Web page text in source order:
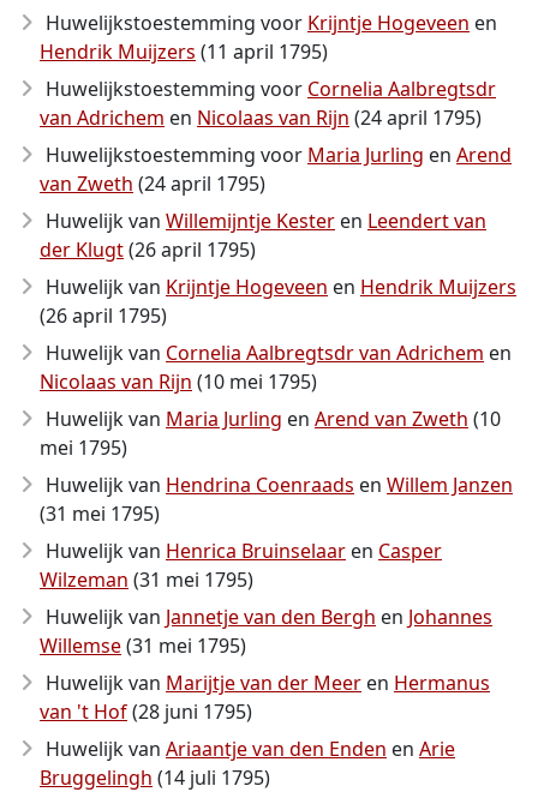
Huwelijkstoestemming voor Krijntje Hogeveen en
Hendrik Muijzers (11 april 1795)
Huwelijkstoestemming voor Cornelia Aalbregtsdr
van Adrichem en Nicolaas van Rijn (24 april 1795)
Huwelijkstoestemming voor Maria Jurling en Arend
van Zweth (24 april 1795)
Huwelijk van Willemijntje Kester en Leendert van
der Klugt(26 april 1795)
Huwelijk van Krijntje Hogeveen en Hendrik Muijzers
(26 april 1795)
Huwelijk van Cornelia Aalbregtsdr van Adrichem en
Nicolaas van Rijn (10 mei 1795)
Huwelijk van Maria Jurling en Arend van Zweth (10
mei 1795)
Huwelijk van Hendrina Coenraads en Willem Janzen
(31 mei 1795)
Huwelijk van Henrica Bruinselaar en Casper
Wilzeman (31 mei 1795)
Huwelijk van Jannetje van den Bergh en Johannes
Willemse(31 mei 1795)
Huwelijk van Marijtje van der Meer en Hermanus
van 't Hof(28 juni 1795)
Huwelijk van Ariaantje van den Enden en Arie
Bruggelingh (14 juli 1795)